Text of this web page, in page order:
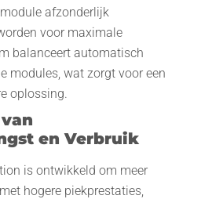
afzonderlijk
voor maximale
balanceert automatisch
modules, wat zorgt voor een
oplossing.
en Verbruik
is ontwikkeld om meer
hogere piekprestaties,